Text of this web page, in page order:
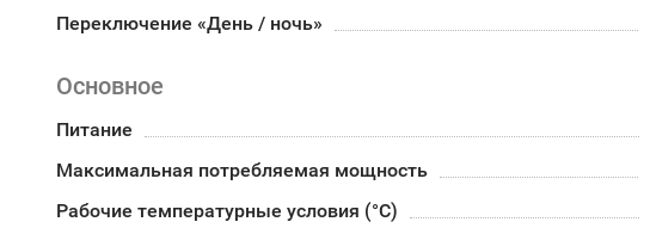
Переключение «День / ночь»
Основное
Питание
Максимальная потребляемая мощность
Рабочие температурные условия (°С)